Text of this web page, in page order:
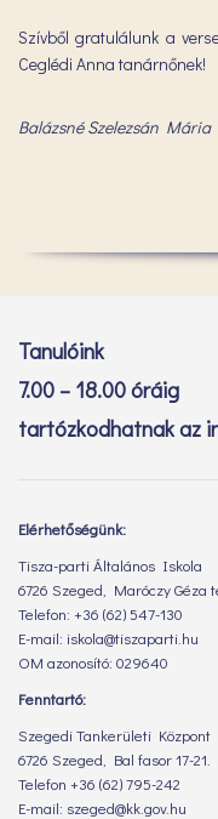
Szívből gratulálunk a
Ceglédi Anna tanárnőnek!
Balázsné Szelezsán Mária
Tanulóink
7.00 – 18.00 óráig
tartózkodhatnak az
Elérhetőségünk:
Tisza-parti Általános Iskola
6726 Szeged, Maróczy Géza
Telefon: +36 (62) 547-130
E-mail: iskola@tiszaparti.hu
OM azonosító: 029640
Fenntartó:
Szegedi Tankerületi Központ
6726 Szeged, Bal fasor 17-21.
Telefon +36 (62) 795-242
E-mail: szeged@kk.gov.hu